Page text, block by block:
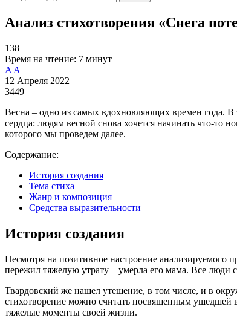
Анализ стихотворения «Снега
138
Время на чтение: 7 минут
A A
12 Апреля 2022
3449
Весна – одно из самых вдохновляющих времен года. В
сердца: людям весной снова хочется начинать что-то
которого мы проведем далее.
Содержание:
История создания
Тема стиха
Жанр и композиция
Средства выразительности
История создания
Несмотря на позитивное настроение анализируемого
пережил тяжелую утрату – умерла его мама. Все люди
Твардовский же нашел утешение, в том числе, и в
стихотворение можно считать посвященным ушедшей
тяжелые моменты своей жизни.